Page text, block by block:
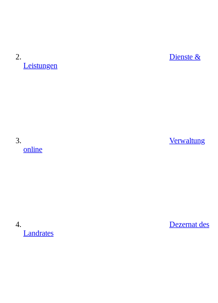
Dienste &
Leistungen
Verwaltung
online
Dezernat des
Landrates